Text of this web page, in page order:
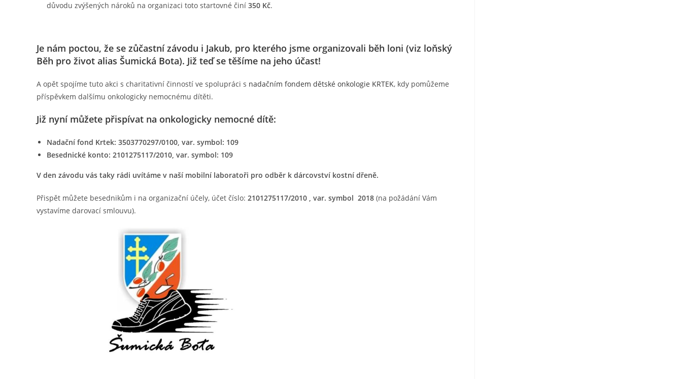
důvodu zvýšených nároků na organizaci toto startovné činí 350 Kč.
Je nám poctou, že se zůčastní závodu i Jakub, pro kterého jsme organizovali běh loni (viz loňský
Běh pro život alias Šumická Bota). Již teď se těšíme na jeho účast!
A opět spojíme tuto akci s charitativní činností ve spolupráci s nadačním fondem dětské onkologie KRTEK, kdy pomůžeme
příspěvkem dalšímu onkologicky nemocnému dítěti.
Již nyní můžete přispívat na onkologicky nemocné dítě:
Nadační fond Krtek: 3503770297/0100, var. symbol: 109
Besednické konto: 2101275117/2010, var. symbol: 109
V den závodu vás taky rádi uvítáme v naší mobilní laboratoři pro odběr k dárcovství kostní dřeně.
Přispět můžete besednikům i na organizační účely, účet číslo: 2101275117/2010 , var. symbol 2018 (na požádání Vám
vystavíme darovací smlouvu).